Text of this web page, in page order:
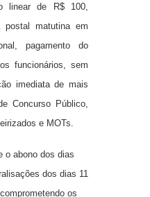
linear de R$ 100,
postal matutina em
pagamento do
funcionários, sem
imediata de mais
Concurso Público,
e MOTs.
o abono dos dias
dos dias 11
os